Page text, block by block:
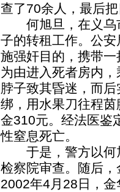
查了70余人，最后
何旭旦，在义乌
子的转租工作。公
施强奸目的，携带
为由进入死者房内
脖子致其昏迷，而
绑，用水果刀往程
金310元。经法医鉴
性窒息死亡。
于是，警方以何
检察院审查。随后
2002年4月28日，